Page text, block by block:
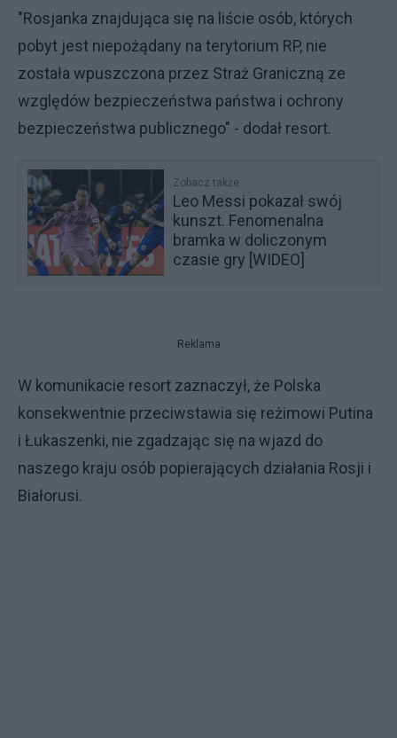
"Rosjanka znajdująca się na liście osób, których
pobyt jest niepożądany na terytorium RP, nie
została wpuszczona przez Straż Graniczną ze
względów bezpieczeństwa państwa i ochrony
bezpieczeństwa publicznego" - dodał resort.
Zobacz także
Leo Messi pokazał swój
kunszt. Fenomenalna
bramka w doliczonym
czasie gry [WIDEO]
Reklama
W komunikacie resort zaznaczył, że Polska
konsekwentnie przeciwstawia się reżimowi Putina
i Łukaszenki, nie zgadzając się na wjazd do
naszego kraju osób popierających działania Rosji i
Białorusi.